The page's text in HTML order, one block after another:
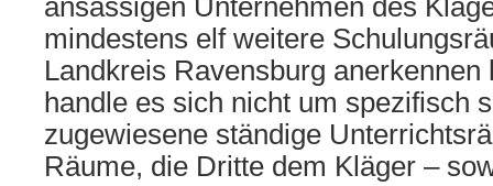
ansässigen Unternehmen des
mindestens elf weitere
Landkreis Ravensburg anerkennen
handle es sich nicht um spezifisch
zugewiesene ständige
Räume, die Dritte dem Kläger –